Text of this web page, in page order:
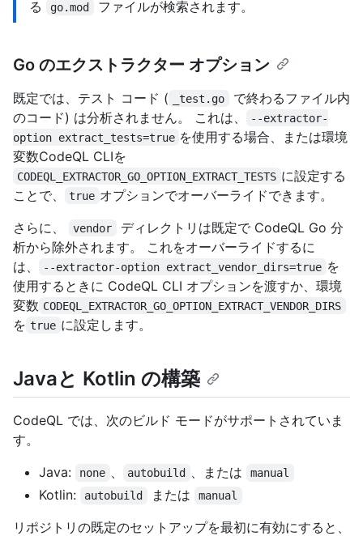
る go.mod ファイルが検索されます。
Go のエクストラクター オプション
既定では、テスト コード ( _test.go
で終わるファイル内
のコード) は分析されません。 これは、
--extractor-
option extract_tests=true を使用する場合、または環境
変数CodeQL CLIを
CODEQL_EXTRACTOR_GO_OPTION_EXTRACT_TESTS に設定する
ことで、
true オプションでオーバーライドできます。
さらに、
vendor
ディレクトリは既定で CodeQL Go 分
析から除外されます。 これをオーバーライドするに
は、
--extractor-option extract_vendor_dirs=true を
使用するときに CodeQL CLI オプションを渡すか、環境
変数 CODEQL_EXTRACTOR_GO_OPTION_EXTRACT_VENDOR_DIRS
を true に設定します。
Javaと Kotlin の構築
CodeQL では、次のビルド モードがサポートされていま
す。
Java:
none autobuild 、または manual
Kotlin: autobuild または manual
リポジトリの既定のセットアップを最初に有効にすると、